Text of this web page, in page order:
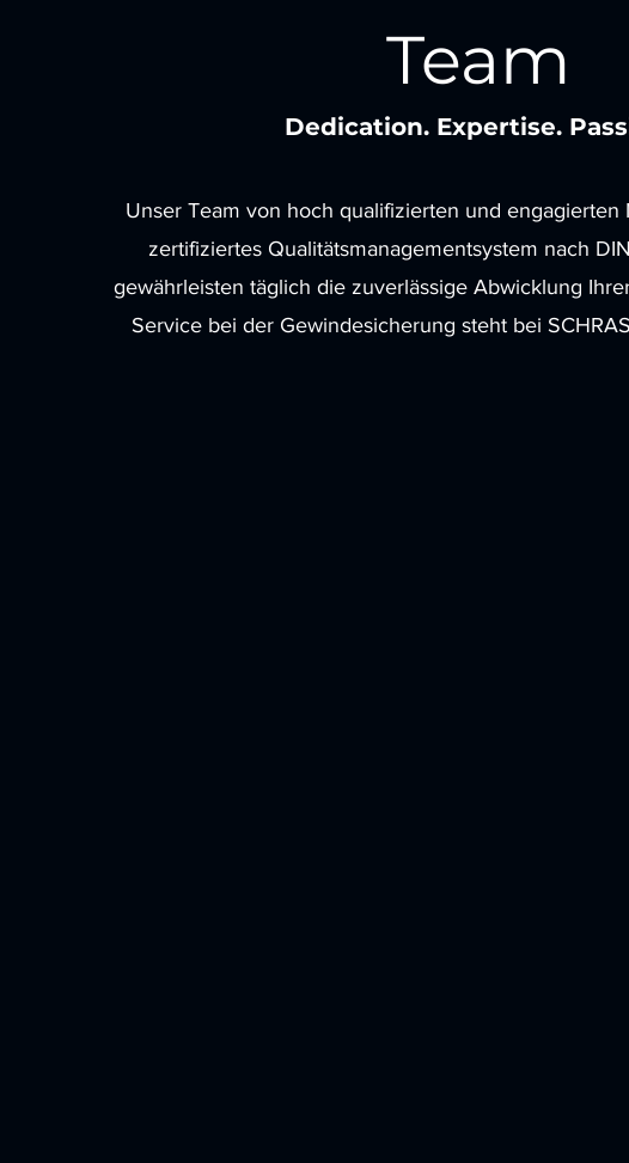
Team
Dedication. Expertise.
Unser Team von hoch qualifizierten und engagierten
zertifiziertes Qualitätsmanagementsystem nach
gewährleisten täglich die zuverlässige Abwicklung
Service bei der Gewindesicherung steht bei